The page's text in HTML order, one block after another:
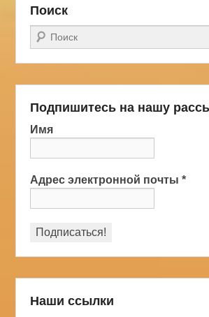
Поиск
Поиск
Подпишитесь на нашу
Имя
Адрес электронной почты*
Наши ссылки